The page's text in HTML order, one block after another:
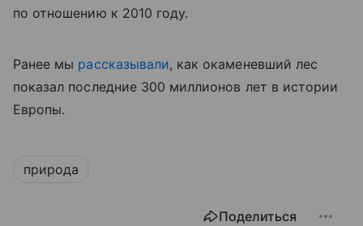
по отношению к 2010 году.
Ранее мы рассказывали, как окаменевший лес
показал последние 300 миллионов лет в истории
Европы.
природа
Поделиться